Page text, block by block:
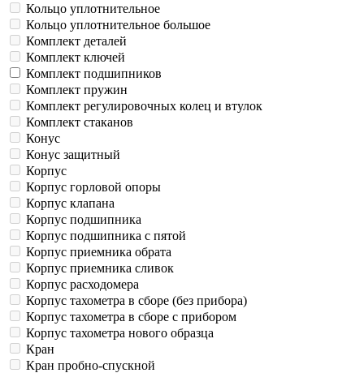
Кольцо уплотнительное
Кольцо уплотнительное большое
Комплект деталей
Комплект ключей
Комплект подшипников
Комплект пружин
Комплект регулировочных колец и втулок
Комплект стаканов
Конус
Конус защитный
Корпус
Корпус горловой опоры
Корпус клапана
Корпус подшипника
Корпус подшипника с пятой
Корпус приемника обрата
Корпус приемника сливок
Корпус расходомера
Корпус тахометра в сборе (без прибора)
Корпус тахометра в сборе с прибором
Корпус тахометра нового образца
Кран
Кран пробно-спускной